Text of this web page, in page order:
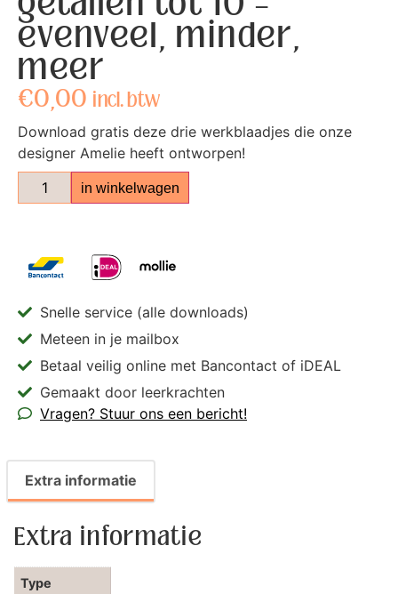
evenveel, minder,
meer
€0,00 incl. btw
Download gratis deze drie werkblaadjes die onze
designer Amelie heeft ontworpen!
in winkelwagen
Snelle service (alle downloads)
Meteen in je mailbox
Betaal veilig online met Bancontact of iDEAL
Gemaakt door leerkrachten
Vragen? Stuur ons een bericht!
Extra informatie
Extra informatie
Type